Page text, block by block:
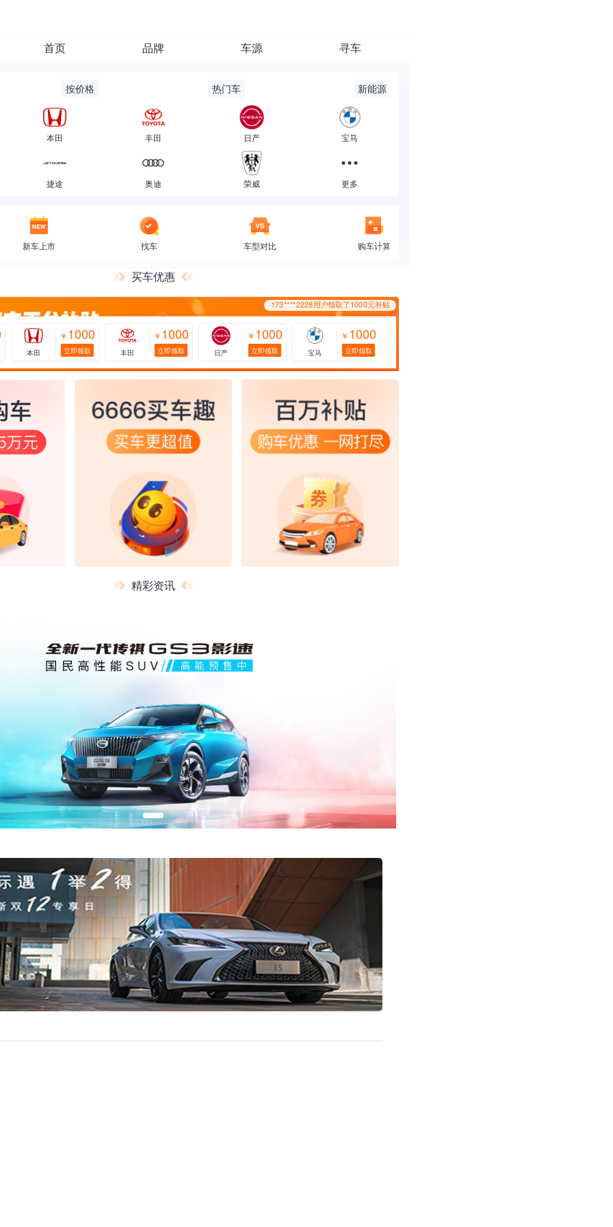
首页 品牌 车源 寻车
按价格 热门车 新能源
本田 丰田 日产 宝马
捷途 奥迪 荣威 更多
新车上市 找车 车型对比 购车计算
买车优惠
173****2228用户领取了1000元补贴
173****2228用户领取了1000元补贴
本田
￥ 1000
立即领取 丰田
￥ 1000
立即领取 日产
￥ 1000
立即领取 宝马
￥ 1000
立即领取
精彩资讯